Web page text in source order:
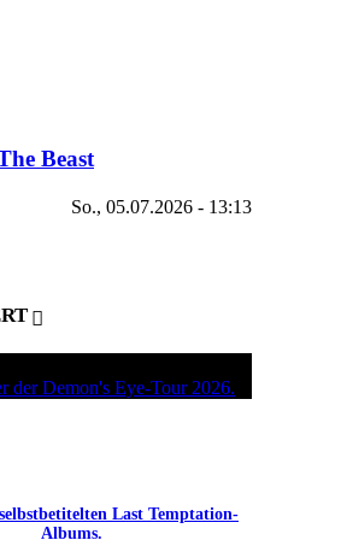
Beast
So., 05.07.2026 - 13:13